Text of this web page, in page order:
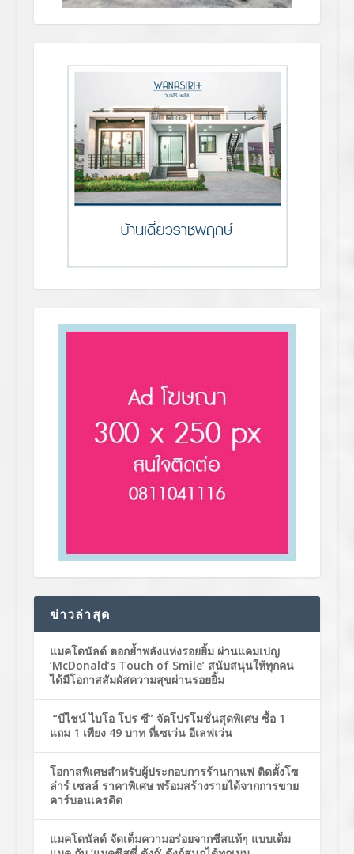
ข่าวล่าสุด
แมคโดนัลด์ ตอกย้ำพลังแห่งรอยยิ้ม ผ่านแคมเปญ
‘McDonald’s Touch of Smile’ สนับสนุนให้ทุกคน
ได้มีโอกาสสัมผัสความสุขผ่านรอยยิ้ม
“บีไชน์ ไบโอ โปร ซี” จัดโปรโมชั่นสุดพิเศษ ซื้อ 1
แถม 1 เพียง 49 บาท ที่เซเว่น อีเลฟเว่น
โอกาสพิเศษสำหรับผู้ประกอบการร้านกาแฟ ติดตั้งโซ
ล่าร์ เซลล์ ราคาพิเศษ พร้อมสร้างรายได้จากการขาย
คาร์บอนเครดิต
แมคโดนัลด์ จัดเต็มความอร่อยจากชีสแท้ๆ แบบเต็ม